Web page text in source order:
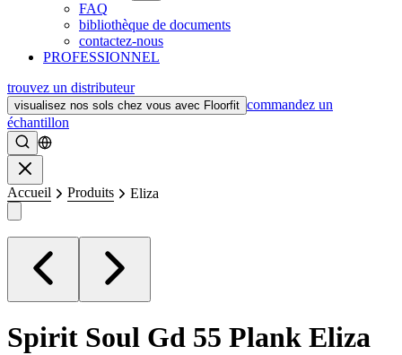
FAQ
bibliothèque de documents
contactez-nous
PROFESSIONNEL
trouvez un distributeur
visualisez nos sols chez vous avec Floorfit commandez un
échantillon
Rechercher
Accueil Produits Eliza
Spirit Soul Gd 55 Plank Eliza